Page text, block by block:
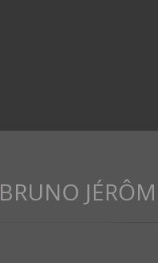
BRUNO